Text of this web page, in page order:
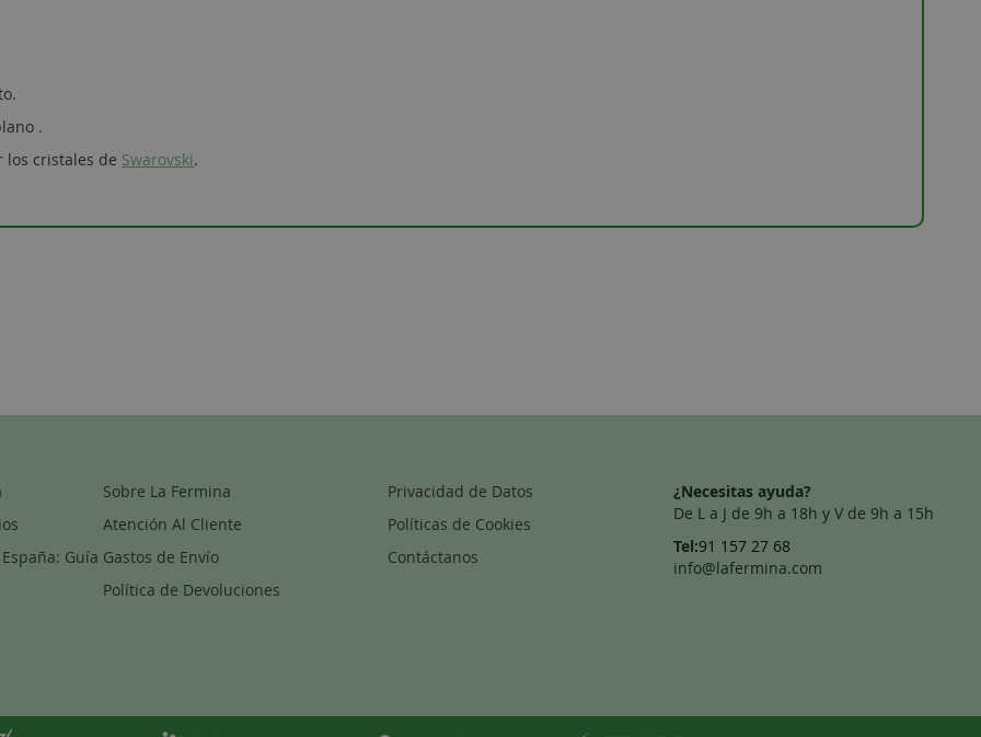
.
los cristales de Swarovski.
Guía
Sobre La Fermina
Atención Al Cliente
Gastos de Envío
Política de Devoluciones
Privacidad de Datos
Políticas de Cookies
Contáctanos
¿Necesitas ayuda?
De L a J de 9h a 18h y V de 9h a 15h
Tel:91 157 27 68
info@lafermina.com